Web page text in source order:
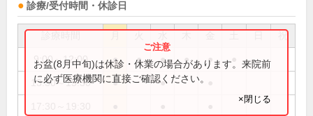
診療/受付時間・休診日
祝
9:00～12:00 ● ● ● ● ●
13:30～15:30 ● ●
お盆(8月中旬)は休診・休業の場合があります。来院前
に必ず医療機関に直接ご確認ください。
×閉じる